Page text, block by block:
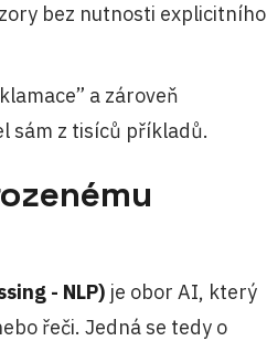
bez nutnosti explicitního
a zároveň
sám z tisíců příkladů.
- NLP) je obor AI, který
řeči. Jedná se tedy o